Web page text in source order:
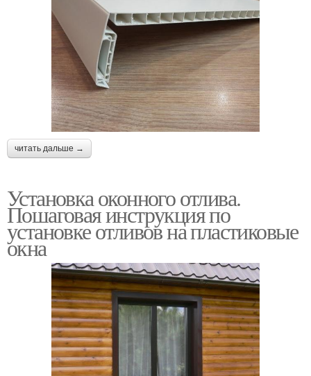
читать дальше →
Установка оконного отлива.
Пошаговая инструкция по
установке отливов на пластиковые
окна